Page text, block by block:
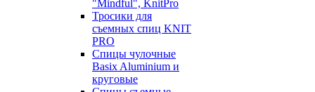
"Mindful", KnitPro
Тросики для
съемных спиц KNIT
PRO
Спицы чулочные
Basix Aluminium и
круговые